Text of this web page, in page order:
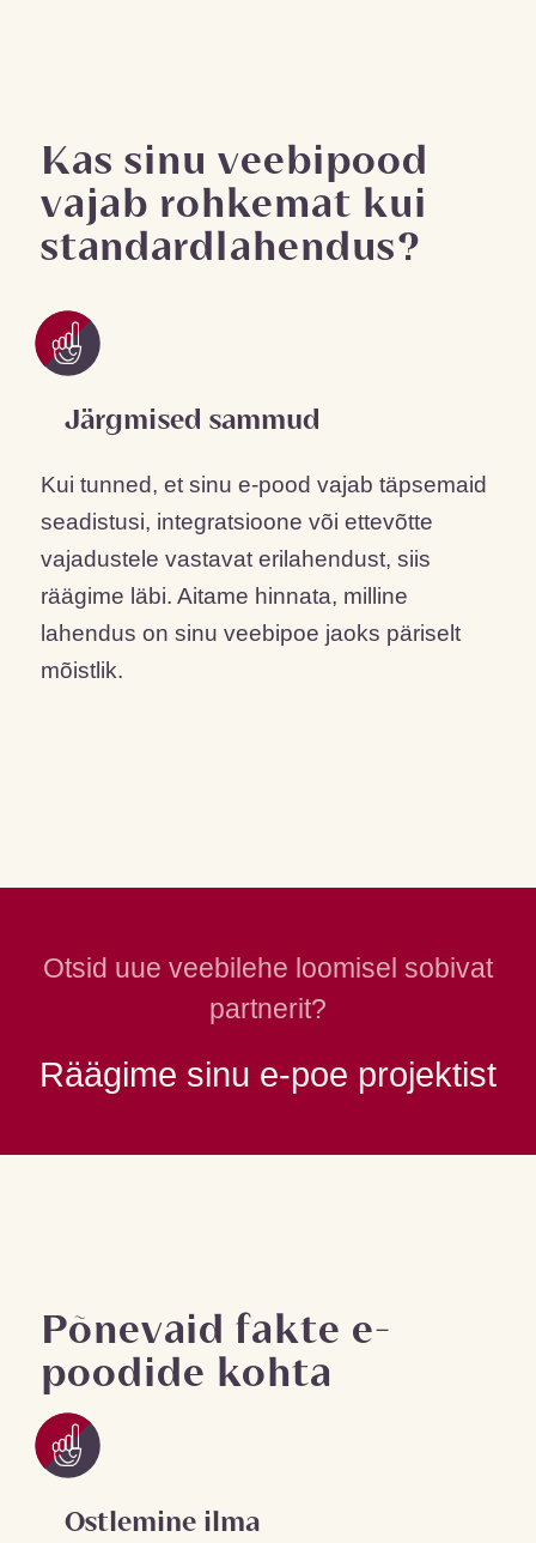
Kas sinu veebipood
vajab rohkemat kui
standardlahendus?
Järgmised sammud
Kui tunned, et sinu e-pood vajab täpsemaid
seadistusi, integratsioone või ettevõtte
vajadustele vastavat erilahendust, siis
räägime läbi. Aitame hinnata, milline
lahendus on sinu veebipoe jaoks päriselt
mõistlik.
Otsid uue veebilehe loomisel sobivat
partnerit?
Räägime sinu e-poe projektist
Põnevaid fakte e-
poodide kohta
Ostlemine ilma